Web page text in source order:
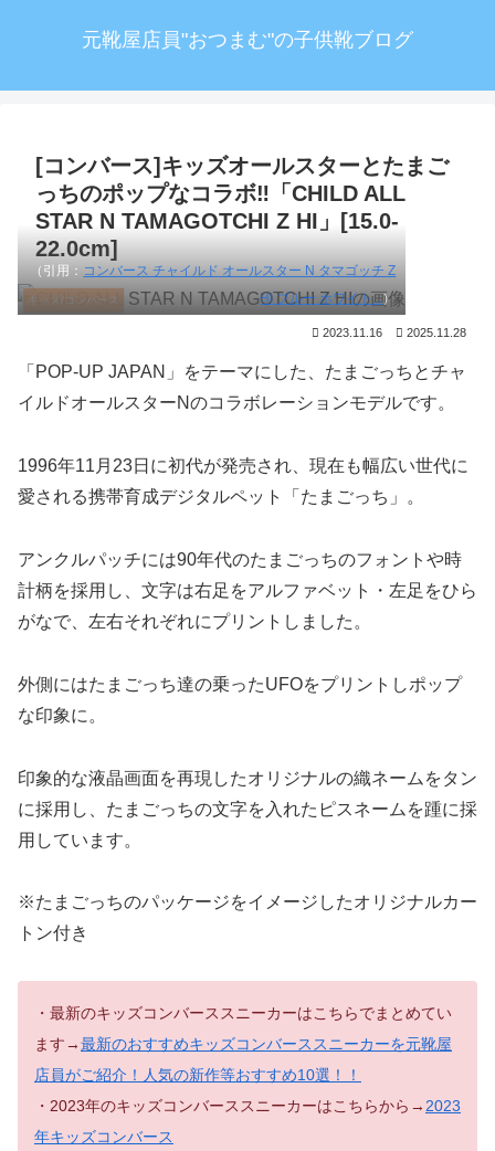
元靴屋店員"おつまむ"の子供靴ブログ
[コンバース]キッズオールスターとたまご
っちのポップなコラボ‼「CHILD ALL
STAR N TAMAGOTCHI Z HI」[15.0-
22.0cm]
キッズ/コンバース
（引用： コンバース チャイルド オールスター N タマゴッチ Z
HI ブルー ホワイト...）
2023.11.16 2025.11.28
「POP-UP JAPAN」をテーマにした、たまごっちとチャ
イルドオールスターNのコラボレーションモデルです。
1996年11月23日に初代が発売され、現在も幅広い世代に
愛される携帯育成デジタルペット「たまごっち」。
アンクルパッチには90年代のたまごっちのフォントや時
計柄を採用し、文字は右足をアルファベット・左足をひら
がなで、左右それぞれにプリントしました。
外側にはたまごっち達の乗ったUFOをプリントしポップ
な印象に。
印象的な液晶画面を再現したオリジナルの織ネームをタン
に採用し、たまごっちの文字を入れたピスネームを踵に採
用しています。
※たまごっちのパッケージをイメージしたオリジナルカー
トン付き
・最新のキッズコンバーススニーカーはこちらでまとめてい
ます→最新のおすすめキッズコンバーススニーカーを元靴屋
店員がご紹介！人気の新作等おすすめ10選！！
・2023年のキッズコンバーススニーカーはこちらから→ 2023
年キッズコンバース